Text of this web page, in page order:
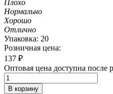
Плохо
Нормально
Хорошо
Отлично
Упаковка: 20
Розничная цена:
137 ₽
Оптовая цена доступна после
В корзину